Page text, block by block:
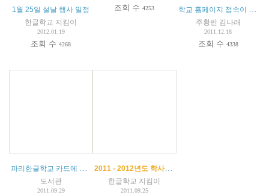
1월 25일 설날 행사 일정
한글학교 지킴이
2012.01.19
조회 수4268
조회 수4253 학교 홈페이지 접속이 안되는 경우
주황반 김나래
2011.12.18
조회 수 4338
파리한글학교 카드에 대해 알려드립니다.
도서관
2011.09.29
2011 - 2012년도 학사일정과 수업 시간표 안내
한글학교 지킴이
2011.09.25